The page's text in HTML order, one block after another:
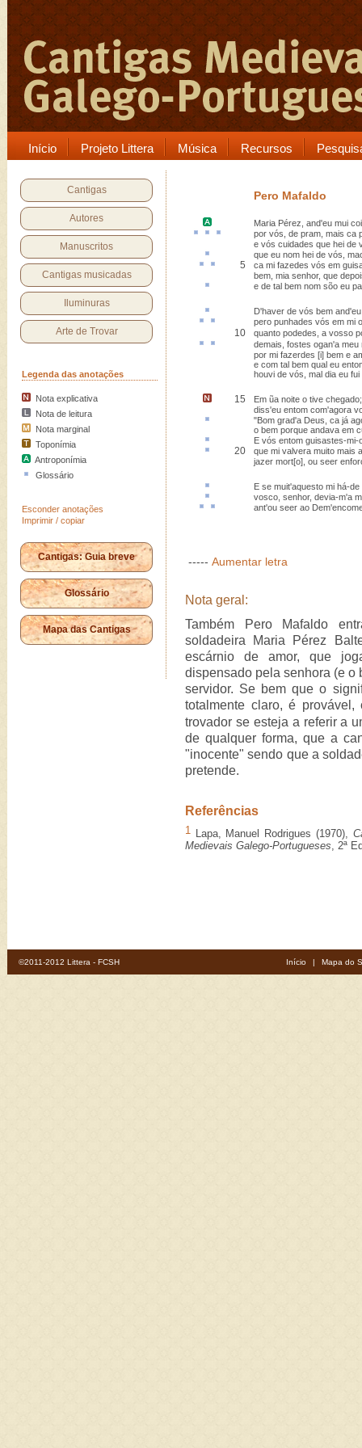
Início Projeto Littera Música Recursos
Cantigas
Autores
Manuscritos
Cantigas musicadas
Iluminuras
Arte de Trovar
Legenda das anotações
Nota explicativa
Nota de leitura
Nota marginal
Toponímia
Antroponímia
Glossário
Esconder anotações
Imprimir / copiar
Cantigas: Guia breve
Glossário
Mapa das Cantigas
Pero Mafaldo
Maria Pérez , and'eu mui
por vós, de pram , mais ca
e vós cuidades que hei de
que eu nom hei de vós,
5 ca mi fazedes vós em
bem, mia senhor, que
e de tal bem nom sõo eu
D'haver de vós bem
pero punhades vós em mi
10
quanto podedes, a vosso
demais, fostes ogan'a meu
por mi fazerdes [i] bem e
e com tal bem qual eu
houvi de vós, mal dia eu fui
15 Em ũa noite o tive chegado;
diss'eu entom com'agora
"Bom grad'a Deus , ca já
o bem porque andava em
E vós entom guisastes-mi-
20 que mi valvera muito mais
jazer mort[o], ou seer
E se muit'aquesto mi há-de
vosco , senhor, devia-m'a
ant'ou seer ao Dem
----- Aumentar letra
Nota geral:
Também Pero Mafaldo
soldadeira Maria Pérez
escárnio de amor, que
dispensado pela senhora (e o
servidor. Se bem que o
totalmente claro, é
trovador se esteja a referir a
de qualquer forma, que a
"inocente" sendo que a
pretende.
Referências
1 Lapa, Manuel Rodrigues (1970),
Medievais Galego-Portugueses, 2ª
©2011-2012 Littera - FCSH Início | Mapa do